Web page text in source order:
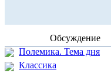
Обсуждение
Полемика. Тема дня
Классика